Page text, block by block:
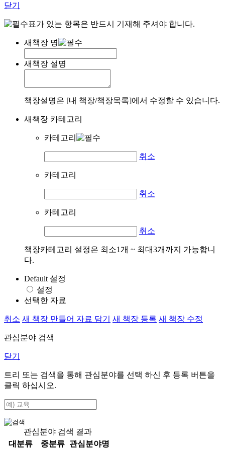
닫기
표가 있는 항목은 반드시 기재해 주셔야 합니다.
새책장 명
새책장 설명
책장설명은 [내 책장/책장목록]에서 수정할 수 있습니다.
새책장 카테고리
카테고리
취소
카테고리
취소
카테고리
취소
책장카테고리 설정은 최소1개 ~ 최대3개까지 가능합니
다.
Default 설정
설정
선택한 자료
취소 새 책장 만들어 자료 담기 새 책장 등록 새 책장 수정
관심분야 검색
닫기
트리 또는 검색을 통해 관심분야를 선택 하신 후 등록 버튼을
클릭 하십시오.
관심분야 검색 결과
대분류
중분류
관심분야명